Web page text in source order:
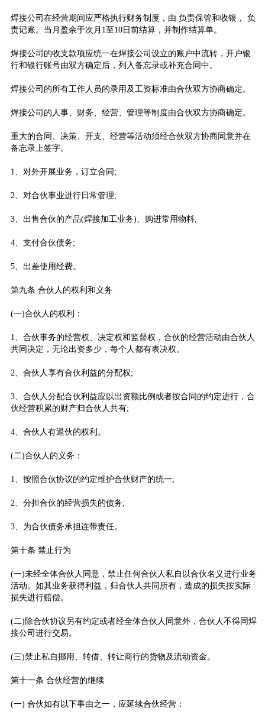
焊接公司在经营期间应严格执行财务制度，由 负责保管和收银， 负
责记账。当月盈余于次月1至10日前结算，并制作结算单。
焊接公司的收支款项应统一在焊接公司设立的账户中流转，开户银
行和银行账号由双方确定后，列入备忘录或补充合同中。
焊接公司的所有工作人员的录用及工资标准由合伙双方协商确定。
焊接公司的人事、财务、经营、管理等制度由合伙双方协商确定。
重大的合同、决策、开支、经营等活动须经合伙双方协商同意并在
备忘录上签字。
1、对外开展业务，订立合同;
2、对合伙事业进行日常管理;
3、出售合伙的产品(焊接加工业务)、购进常用物料;
4、支付合伙债务;
5、出差使用经费。
第九条 合伙人的权利和义务
(一)合伙人的权利：
1、合伙事务的经营权、决定权和监督权，合伙的经营活动由合伙人
共同决定，无论出资多少，每个人都有表决权。
2、合伙人享有合伙利益的分配权;
3、合伙人分配合伙利益应以出资额比例或者按合同的约定进行，合
伙经营积累的财产归合伙人共有;
4、合伙人有退伙的权利。
(二)合伙人的义务：
1、按照合伙协议的约定维护合伙财产的统一;
2、分担合伙的经营损失的债务;
3、为合伙债务承担连带责任。
第十条 禁止行为
(一)未经全体合伙人同意，禁止任何合伙人私自以合伙名义进行业务
活动。如其业务获得利益，归合伙人共同所有，造成的损失按实际
损失进行赔偿。
(二)除合伙协议另有约定或者经全体合伙人同意外，合伙人不得同焊
接公司进行交易。
(三)禁止私自挪用、转借、转让商行的货物及流动资金。
第十一条 合伙经营的继续
(一) 合伙如有以下事由之一，应延续合伙经营：